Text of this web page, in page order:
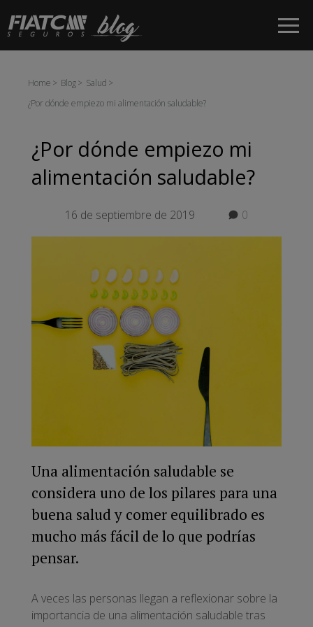
Saltar al contenido principal
Home Blog
Salud
¿Por dónde empiezo mi alimentación saludable?
¿Por dónde empiezo mi
alimentación saludable?
16 de septiembre de 2019 0
Una alimentación saludable se
considera uno de los pilares para una
buena salud y comer equilibrado es
mucho más fácil de lo que podrías
pensar.
A veces las personas llegan a reflexionar sobre la
importancia de una alimentación saludable tras